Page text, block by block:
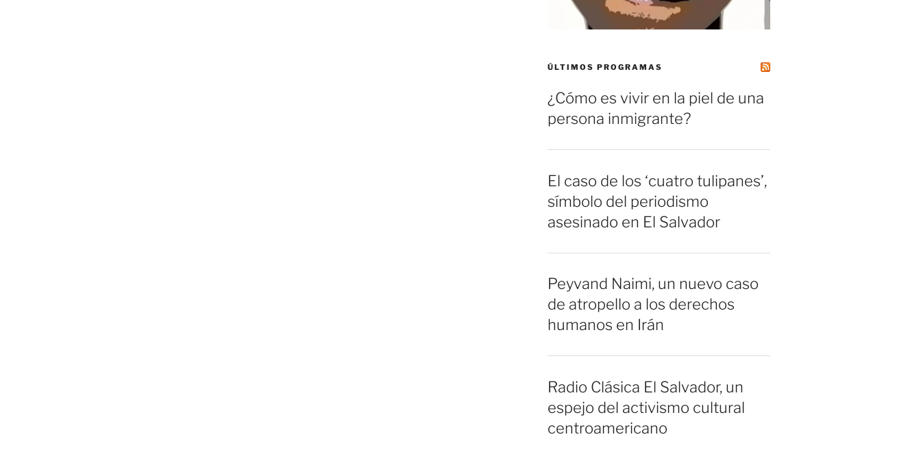
ÚLTIMOS PROGRAMAS
¿Cómo es vivir en la piel de una
persona inmigrante?
El caso de los ‘cuatro tulipanes’,
símbolo del periodismo
asesinado en El Salvador
Peyvand Naimi, un nuevo caso
de atropello a los derechos
humanos en Irán
Radio Clásica El Salvador, un
espejo del activismo cultural
centroamericano